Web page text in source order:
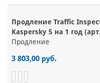
Продление Traffic
Kaspersky 5 на 1 год
Продление
3 803,00 руб.